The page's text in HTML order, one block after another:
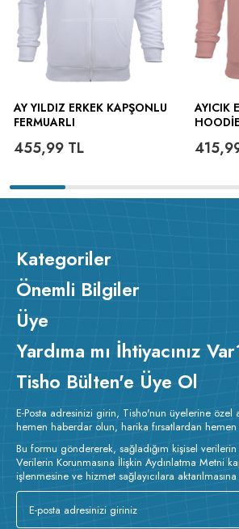
AY YILDIZ ERKEK KAPŞONLU
FERMUARLI
455,99 TL
AYICIK
Kategoriler
Önemli Bilgiler
Üye
Yardıma mı İhtiyacınız
Tisho Bülten'e Üye Ol
E-Posta adresinizi girin, Tisho'nun üyelerine özel
hemen haberdar olun, harika fırsatlardan hemen
Bu formu göndererek, sağladığım kişisel
Verilerin Korunmasına İlişkin Aydınlatma Metni
işlenmesine ve hizmet sağlayıcılara aktarılmasına